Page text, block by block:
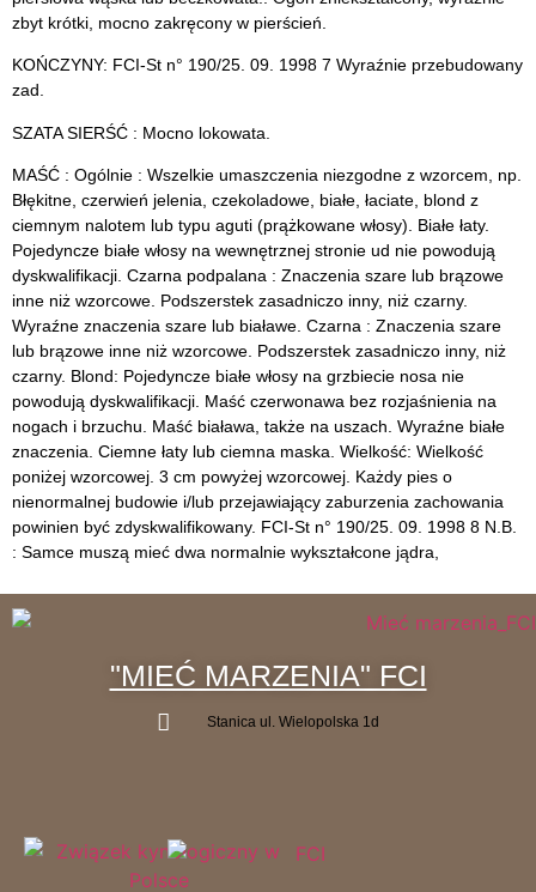
zbyt krótki, mocno zakręcony w pierścień.
KOŃCZYNY: FCI-St n° 190/25. 09. 1998 7 Wyraźnie przebudowany
zad.
SZATA SIERŚĆ : Mocno lokowata.
MAŚĆ : Ogólnie : Wszelkie umaszczenia niezgodne z wzorcem, np.
Błękitne, czerwień jelenia, czekoladowe, białe, łaciate, blond z
ciemnym nalotem lub typu aguti (prążkowane włosy). Białe łaty.
Pojedyncze białe włosy na wewnętrznej stronie ud nie powodują
dyskwalifikacji. Czarna podpalana : Znaczenia szare lub brązowe
inne niż wzorcowe. Podszerstek zasadniczo inny, niż czarny.
Wyraźne znaczenia szare lub białawe. Czarna : Znaczenia szare
lub brązowe inne niż wzorcowe. Podszerstek zasadniczo inny, niż
czarny. Blond: Pojedyncze białe włosy na grzbiecie nosa nie
powodują dyskwalifikacji. Maść czerwonawa bez rozjaśnienia na
nogach i brzuchu. Maść biaława, także na uszach. Wyraźne białe
znaczenia. Ciemne łaty lub ciemna maska. Wielkość: Wielkość
poniżej wzorcowej. 3 cm powyżej wzorcowej. Każdy pies o
nienormalnej budowie i/lub przejawiający zaburzenia zachowania
powinien być zdyskwalifikowany. FCI-St n° 190/25. 09. 1998 8 N.B.
: Samce muszą mieć dwa normalnie wykształcone jądra,
"MIEĆ MARZENIA" FCI
Stanica ul. Wielopolska 1d